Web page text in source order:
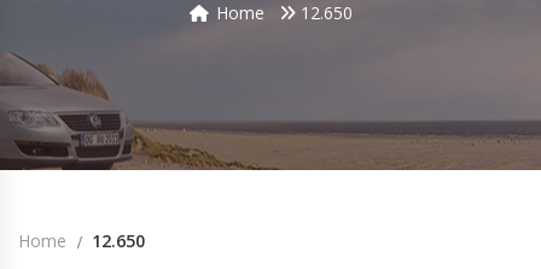
Home 12.650
Home 12.650